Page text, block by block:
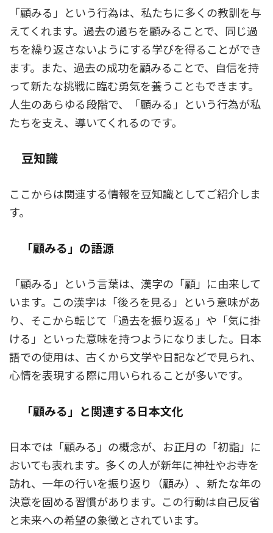
「顧みる」という行為は、私たちに多くの教訓を与
えてくれます。過去の過ちを顧みることで、同じ過
ちを繰り返さないようにする学びを得ることができ
ます。また、過去の成功を顧みることで、自信を持
って新たな挑戦に臨む勇気を養うこともできます。
人生のあらゆる段階で、「顧みる」という行為が私
たちを支え、導いてくれるのです。
豆知識
ここからは関連する情報を豆知識としてご紹介しま
す。
「顧みる」の語源
「顧みる」という言葉は、漢字の「顧」に由来して
います。この漢字は「後ろを見る」という意味があ
り、そこから転じて「過去を振り返る」や「気に掛
ける」といった意味を持つようになりました。日本
語での使用は、古くから文学や日記などで見られ、
心情を表現する際に用いられることが多いです。
「顧みる」と関連する日本文化
日本では「顧みる」の概念が、お正月の「初詣」に
おいても表れます。多くの人が新年に神社やお寺を
訪れ、一年の行いを振り返り（顧み）、新たな年の
決意を固める習慣があります。この行動は自己反省
と未来への希望の象徴とされています。